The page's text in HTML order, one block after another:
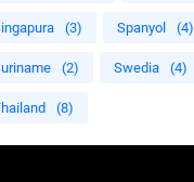
(3) Spanyol (4)
(2) Swedia (4)
(8)